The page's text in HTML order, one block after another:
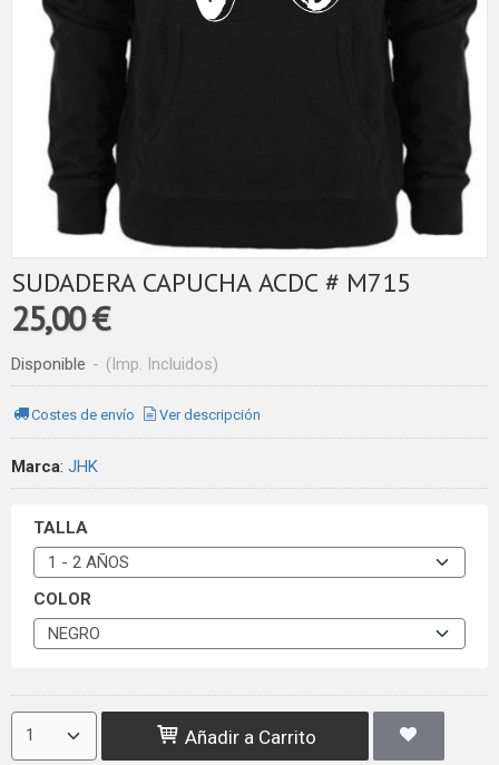
SUDADERA CAPUCHA ACDC # M715
25,00 €
Disponible - (Imp. Incluidos)
Costes de envío Ver descripción
Marca: JHK
TALLA
COLOR
Añadir a Carrito